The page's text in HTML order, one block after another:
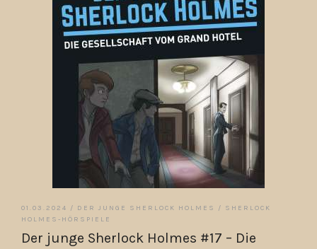
01.03.2024 / DER JUNGE SHERLOCK HOLMES / SHERLOCK
HOLMES-HÖRSPIELE
Der junge Sherlock Holmes #17 – Die